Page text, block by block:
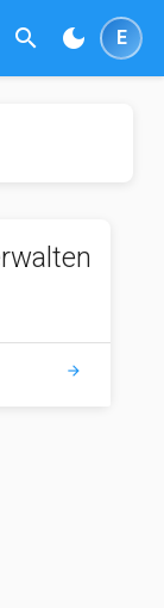
search dark_mode E
arrow_forward